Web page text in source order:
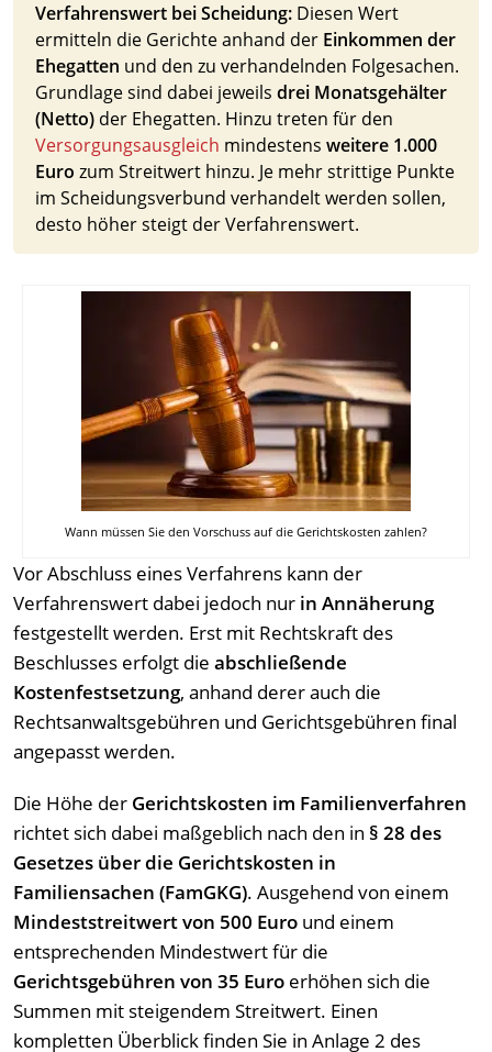
Verfahrenswert bei Scheidung: Diesen Wert
ermitteln die Gerichte anhand der Einkommen der
Ehegatten und den zu verhandelnden Folgesachen.
Grundlage sind dabei jeweils drei Monatsgehälter
(Netto) der Ehegatten. Hinzu treten für den
Versorgungsausgleich mindestens weitere 1.000
Euro zum Streitwert hinzu. Je mehr strittige Punkte
im Scheidungsverbund verhandelt werden sollen,
desto höher steigt der Verfahrenswert.
Wann müssen Sie den Vorschuss auf die Gerichtskosten zahlen?
Vor Abschluss eines Verfahrens kann der
Verfahrenswert dabei jedoch nur in Annäherung
festgestellt werden. Erst mit Rechtskraft des
Beschlusses erfolgt die abschließende
Kostenfestsetzung, anhand derer auch die
Rechtsanwaltsgebühren und Gerichtsgebühren final
angepasst werden.
Die Höhe der Gerichtskosten im Familienverfahren
richtet sich dabei maßgeblich nach den in § 28 des
Gesetzes über die Gerichtskosten in
Familiensachen (FamGKG). Ausgehend von einem
Mindeststreitwert von 500 Euro und einem
entsprechenden Mindestwert für die
Gerichtsgebühren von 35 Euro erhöhen sich die
Summen mit steigendem Streitwert. Einen
kompletten Überblick finden Sie in Anlage 2 des